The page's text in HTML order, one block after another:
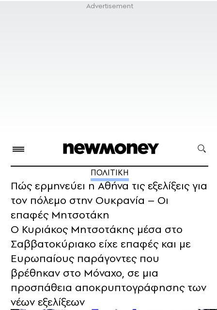
ΠΟΛΙΤΙΚΗ
Πώς ερμηνεύει η Αθήνα τις εξελίξεις για
τον πόλεμο στην Ουκρανία – Οι
επαφές Μητσοτάκη
Ο Κυριάκος Μητσοτάκης μέσα στο
Σαββατοκύριακο είχε επαφές και με
Ευρωπαίους παράγοντες που
βρέθηκαν στο Μόναχο, σε μια
προσπάθεια αποκρυπτογράφησης των
νέων εξελίξεων